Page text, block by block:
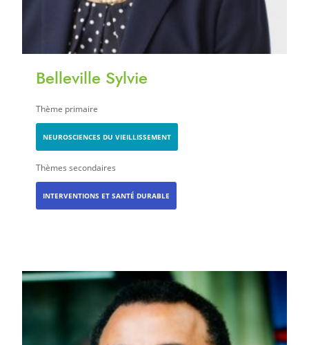
Belleville Sylvie
Thème primaire
NEUROSCIENCES DU VIEILLISSEMENT
Thèmes secondaires
INTERVENTIONS ET SANTÉ DURABLE